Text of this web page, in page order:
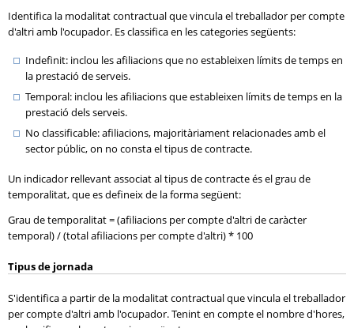
Identifica la modalitat contractual que vincula el treballador per compte
d'altri amb l'ocupador. Es classifica en les categories següents:
Indefinit: inclou les afiliacions que no estableixen límits de temps en
la prestació de serveis.
Temporal: inclou les afiliacions que estableixen límits de temps en la
prestació dels serveis.
No classificable: afiliacions, majoritàriament relacionades amb el
sector públic, on no consta el tipus de contracte.
Un indicador rellevant associat al tipus de contracte és el grau de
temporalitat, que es defineix de la forma següent:
Grau de temporalitat = (afiliacions per compte d'altri de caràcter
temporal) / (total afiliacions per compte d'altri) * 100
Tipus de jornada
S'identifica a partir de la modalitat contractual que vincula el treballador
per compte d'altri amb l'ocupador. Tenint en compte el nombre d'hores,